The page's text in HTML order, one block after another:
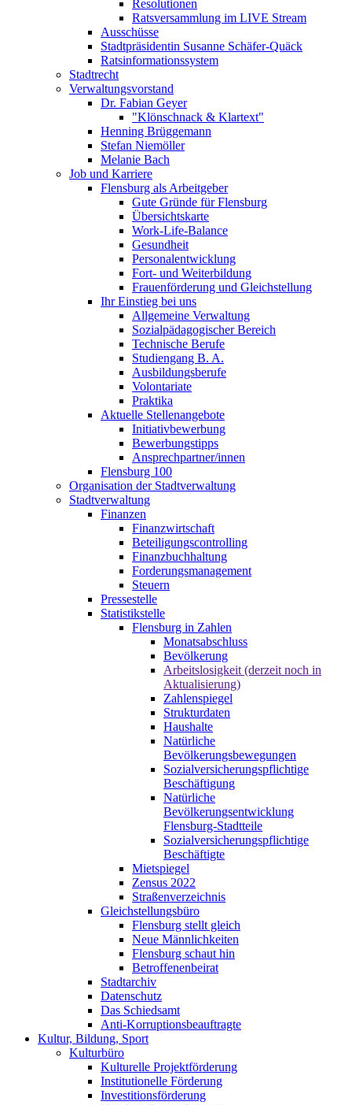
Resolutionen
Ratsversammlung im LIVE Stream
Ausschüsse
Stadtpräsidentin Susanne Schäfer-Quäck
Ratsinformationssystem
Stadtrecht
Verwaltungsvorstand
Dr. Fabian Geyer
"Klönschnack & Klartext"
Henning Brüggemann
Stefan Niemöller
Melanie Bach
Job und Karriere
Flensburg als Arbeitgeber
Gute Gründe für Flensburg
Übersichtskarte
Work-Life-Balance
Gesundheit
Personalentwicklung
Fort- und Weiterbildung
Frauenförderung und Gleichstellung
Ihr Einstieg bei uns
Allgemeine Verwaltung
Sozialpädagogischer Bereich
Technische Berufe
Studiengang B. A.
Ausbildungsberufe
Volontariate
Praktika
Aktuelle Stellenangebote
Initiativbewerbung
Bewerbungstipps
Ansprechpartner/innen
Flensburg 100
Organisation der Stadtverwaltung
Stadtverwaltung
Finanzen
Finanzwirtschaft
Beteiligungscontrolling
Finanzbuchhaltung
Forderungsmanagement
Steuern
Pressestelle
Statistikstelle
Flensburg in Zahlen
Monatsabschluss
Bevölkerung
Arbeitslosigkeit (derzeit noch in
Aktualisierung)
Zahlenspiegel
Strukturdaten
Haushalte
Natürliche
Bevölkerungsbewegungen
Sozialversicherungspflichtige
Beschäftigung
Natürliche
Bevölkerungsentwicklung
Flensburg-Stadtteile
Sozialversicherungspflichtige
Beschäftigte
Mietspiegel
Zensus 2022
Straßenverzeichnis
Gleichstellungsbüro
Flensburg stellt gleich
Neue Männlichkeiten
Flensburg schaut hin
Betroffenenbeirat
Stadtarchiv
Datenschutz
Das Schiedsamt
Anti-Korruptionsbeauftragte
Kultur, Bildung, Sport
Kulturbüro
Kulturelle Projektförderung
Institutionelle Förderung
Investitionsförderung